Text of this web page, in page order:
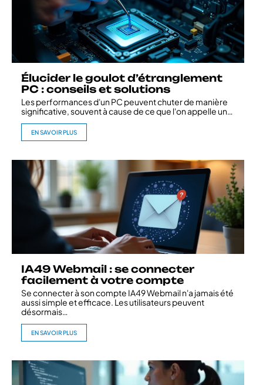
Élucider le goulot d’étranglement
PC : conseils et solutions
Les performances d'un PC peuvent chuter de manière
significative, souvent à cause de ce que l'on appelle un…
EN SAVOIR PLUS
IA49 Webmail : se connecter
facilement à votre compte
Se connecter à son compte IA49 Webmail n'a jamais été
aussi simple et efficace. Les utilisateurs peuvent
désormais…
EN SAVOIR PLUS